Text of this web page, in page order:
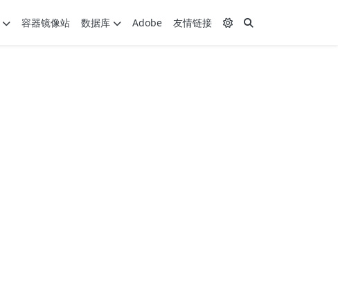
容器镜像站 数据库 Adobe 友情链接